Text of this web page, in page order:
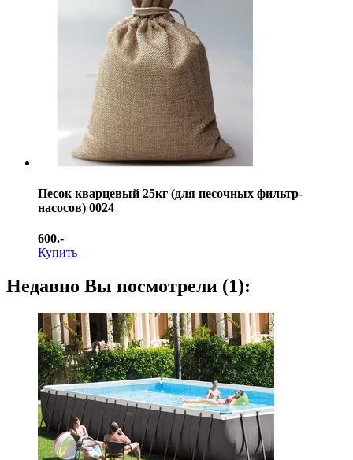
Песок кварцевый 25кг (для песочных фильтр-
насосов) 0024
600.-
Купить
Недавно Вы посмотрели (1):